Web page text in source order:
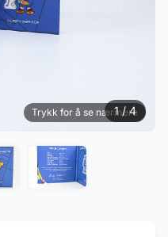
Trykk for å se nærmere
1 / 4